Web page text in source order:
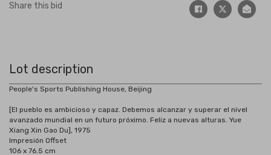
Share this bid
Lot description
People's Sports Publishing House, Beijing
[El pueblo es ambicioso y capaz. Debemos alcanzar y superar el nivel
avanzado mundial en un futuro próximo. Feliz a nuevas alturas. Yue
Xiang Xin Gao Du], 1975
Impresión Offset
106 x 76.5 cm